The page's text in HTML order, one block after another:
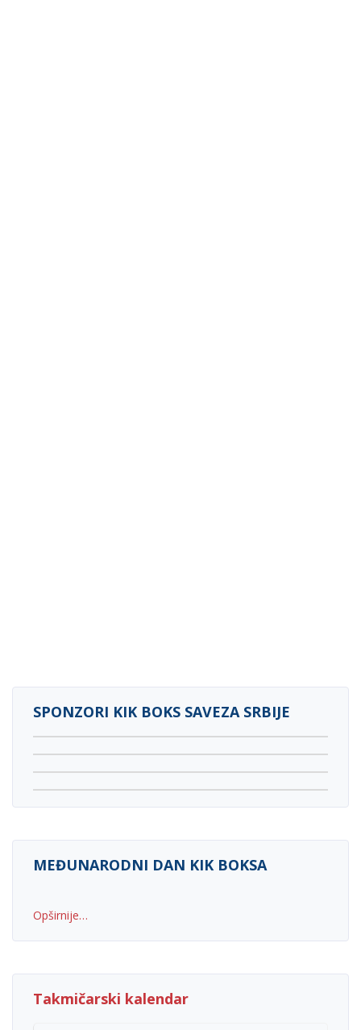
SPONZORI KIK BOKS SAVEZA SRBIJE
MEĐUNARODNI DAN KIK BOKSA
Opširnije…
Takmičarski kalendar